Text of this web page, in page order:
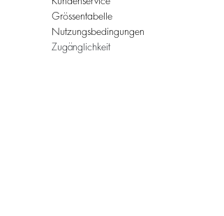
Grössentabelle
Nutzungsbedingungen
Zugänglichkeit